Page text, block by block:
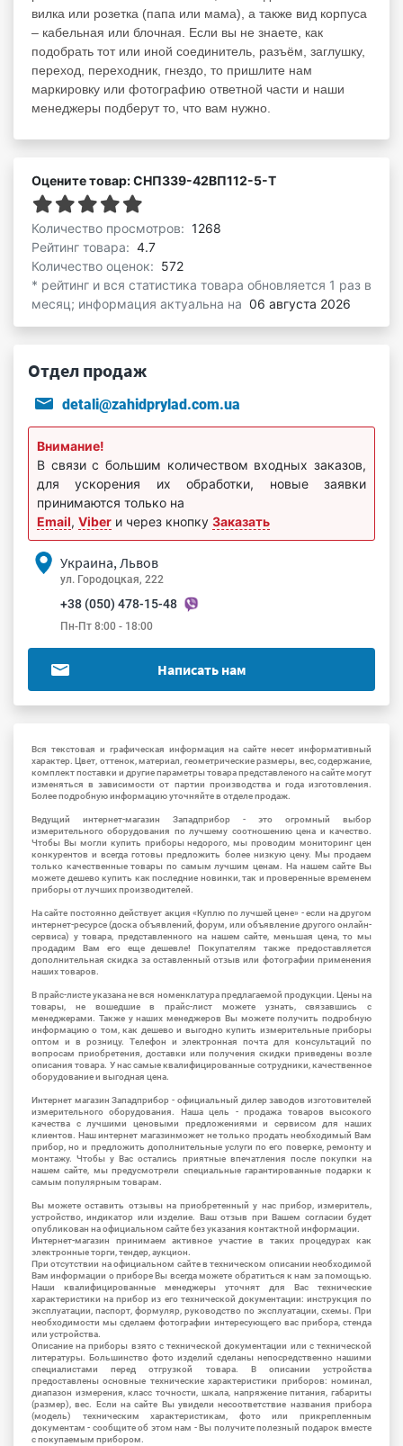
вилка или розетка (папа или мама), а также вид корпуса
– кабельная или блочная. Если вы не знаете, как
подобрать тот или иной соединитель, разъём, заглушку,
переход, переходник, гнездо, то пришлите нам
маркировку или фотографию ответной части и наши
менеджеры подберут то, что вам нужно.
Оцените товар: СНП339-42ВП112-5-Т
Количество просмотров: 1268
Рейтинг товара: 4.7
Количество оценок: 572
* рейтинг и вся статистика товара обновляется 1 раз в
месяц; информация актуальна на 06 августа 2026
Отдел продаж
detali@zahidprylad.com.ua
Внимание!
В связи с большим количеством входных заказов,
для ускорения их обработки, новые заявки
принимаются только на
Email, Viber и через кнопку Заказать
Украина, Львов
ул. Городоцкая, 222
+38 (050) 478-15-48
Пн-Пт 8:00 - 18:00
Написать нам
Вся текстовая и графическая информация на сайте несет информативный
характер. Цвет, оттенок, материал, геометрические размеры, вес, содержание,
комплект поставки и другие параметры товара представленого на сайте могут
изменяться в зависимости от партии производства и года изготовления.
Более подробную информацию уточняйте в отделе продаж.
Ведущий интернет-магазин Западприбор - это огромный выбор
измерительного оборудования по лучшему соотношению цена и качество.
Чтобы Вы могли купить приборы недорого, мы проводим мониторинг цен
конкурентов и всегда готовы предложить более низкую цену. Мы продаем
только качественные товары по самым лучшим ценам. На нашем сайте Вы
можете дешево купить как последние новинки, так и проверенные временем
приборы от лучших производителей.
На сайте постоянно действует акция «Куплю по лучшей цене» - если на другом
интернет-ресурсе (доска объявлений, форум, или объявление другого онлайн-
сервиса) у товара, представленного на нашем сайте, меньшая цена, то мы
продадим Вам его еще дешевле! Покупателям также предоставляется
дополнительная скидка за оставленный отзыв или фотографии применения
наших товаров.
В прайс-листе указана не вся номенклатура предлагаемой продукции. Цены на
товары, не вошедшие в прайс-лист можете узнать, связавшись с
менеджерами. Также у наших менеджеров Вы можете получить подробную
информацию о том, как дешево и выгодно купить измерительные приборы
оптом и в розницу. Телефон и электронная почта для консультаций по
вопросам приобретения, доставки или получения скидки приведены возле
описания товара. У нас самые квалифицированные сотрудники, качественное
оборудование и выгодная цена.
Интернет магазин Западприбор - официальный дилер заводов изготовителей
измерительного оборудования. Наша цель - продажа товаров высокого
качества с лучшими ценовыми предложениями и сервисом для наших
клиентов. Наш интернет магазинможет не только продать необходимый Вам
прибор, но и предложить дополнительные услуги по его поверке, ремонту и
монтажу. Чтобы у Вас остались приятные впечатления после покупки на
нашем сайте, мы предусмотрели специальные гарантированные подарки к
самым популярным товарам.
Вы можете оставить отзывы на приобретенный у нас прибор, измеритель,
устройство, индикатор или изделие. Ваш отзыв при Вашем согласии будет
опубликован на официальном сайте без указания контактной информации.
Интернет-магазин принимаем активное участие в таких процедурах как
электронные торги, тендер, аукцион.
При отсутствии на официальном сайте в техническом описании необходимой
Вам информации о приборе Вы всегда можете обратиться к нам за помощью.
Наши квалифицированные менеджеры уточнят для Вас технические
характеристики на прибор из его технической документации: инструкция по
эксплуатации, паспорт, формуляр, руководство по эксплуатации, схемы. При
необходимости мы сделаем фотографии интересующего вас прибора, стенда
или устройства.
Описание на приборы взято с технической документации или с технической
литературы. Большинство фото изделий сделаны непосредственно нашими
специалистами перед отгрузкой товара. В описании устройства
предоставлены основные технические характеристики приборов: номинал,
диапазон измерения, класс точности, шкала, напряжение питания, габариты
(размер), вес. Если на сайте Вы увидели несоответствие названия прибора
(модель) техническим характеристикам, фото или прикрепленным
документам - сообщите об этом нам - Вы получите полезный подарок вместе
с покупаемым прибором.